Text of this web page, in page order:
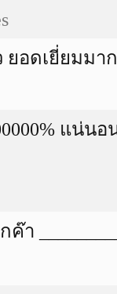
ยอดเยี่ยมมา
แน่
ค๊า